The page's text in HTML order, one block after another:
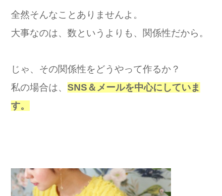
全然そんなことありませんよ。
大事なのは、数というよりも、関係性だから。
じゃ、その関係性をどうやって作るか？
私の場合は、 SNS＆ メールを中心にしていま
す。